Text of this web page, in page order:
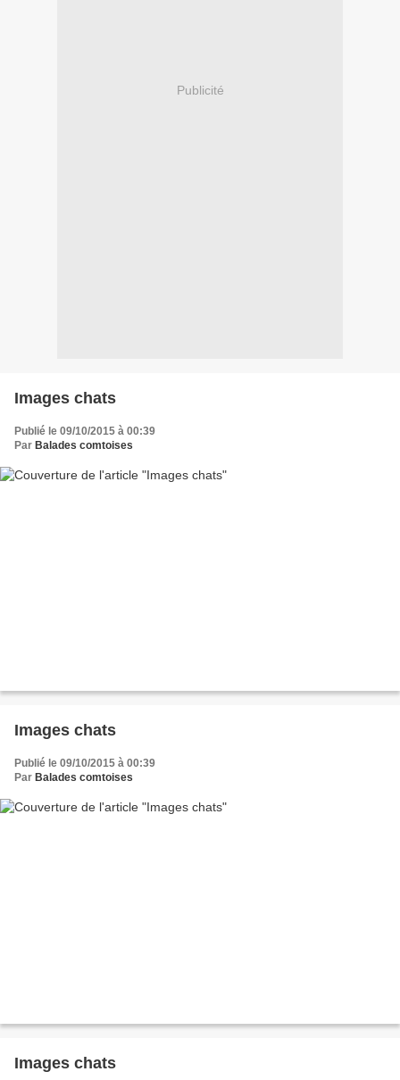
Publicité
Images chats
Publié le 09/10/2015 à 00:39
Par Balades comtoises
Images chats
Publié le 09/10/2015 à 00:39
Par Balades comtoises
Images chats